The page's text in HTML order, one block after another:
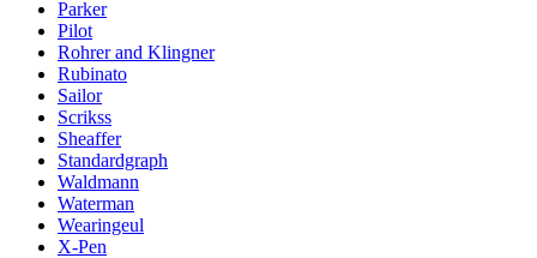
Parker
Pilot
Rohrer and Klingner
Rubinato
Sailor
Scrikss
Sheaffer
Standardgraph
Waldmann
Waterman
Wearingeul
X-Pen